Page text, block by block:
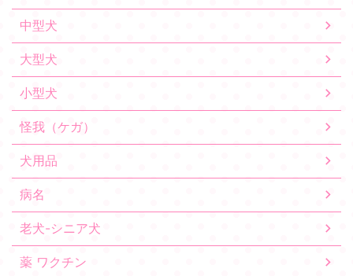
中型犬
大型犬
小型犬
怪我（ケガ）
犬用品
病名
老犬-シニア犬
薬 ワクチン